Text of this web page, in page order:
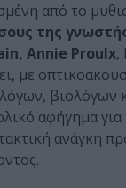
από το
της
Annie Proulx,
με
βιολόγων
αφήγημα για
ανάγκη